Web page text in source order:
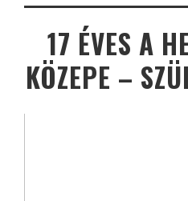
17 ÉVES A
KÖZEPE –